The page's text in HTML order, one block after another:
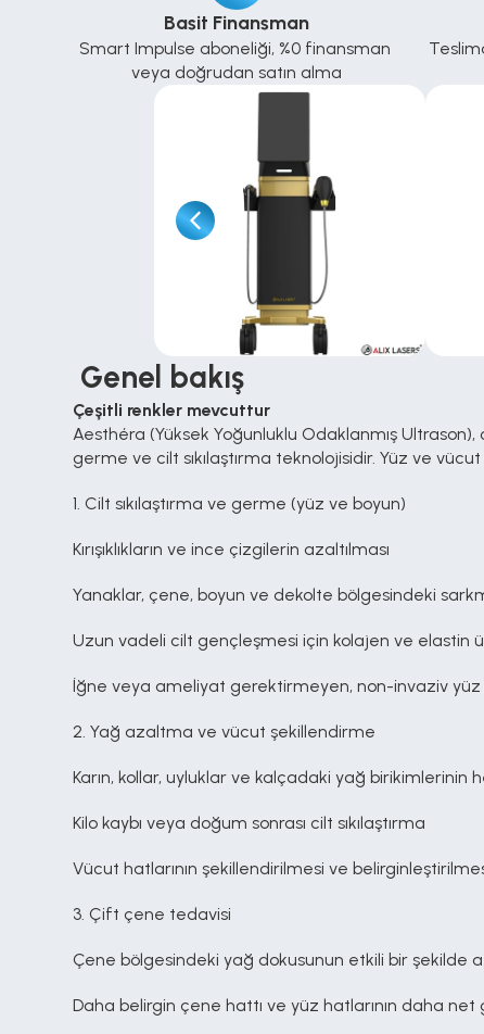
Basit Finansman
Smart Impulse aboneliği, %0 finansman
veya doğrudan satın alma
Genel bakış
Çeşitli renkler mevcuttur
Aesthéra (Yüksek Yoğunluklu Odaklanmış
germe ve cilt sıkılaştırma teknolojisidir. Yüz ve
1. Cilt sıkılaştırma ve germe (yüz ve boyun)
Kırışıklıkların ve ince çizgilerin azaltılması
Yanaklar, çene, boyun ve dekolte bölgesindeki
Uzun vadeli cilt gençleşmesi için kolajen ve elastin
İğne veya ameliyat gerektirmeyen, non-invaziv
2. Yağ azaltma ve vücut şekillendirme
Karın, kollar, uyluklar ve kalçadaki yağ birikimlerinin
Kilo kaybı veya doğum sonrası cilt sıkılaştırma
Vücut hatlarının şekillendirilmesi ve
3. Çift çene tedavisi
Çene bölgesindeki yağ dokusunun etkili bir şekilde
Daha belirgin çene hattı ve yüz hatlarının daha net